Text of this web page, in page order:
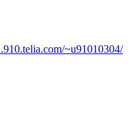
~u91010304/